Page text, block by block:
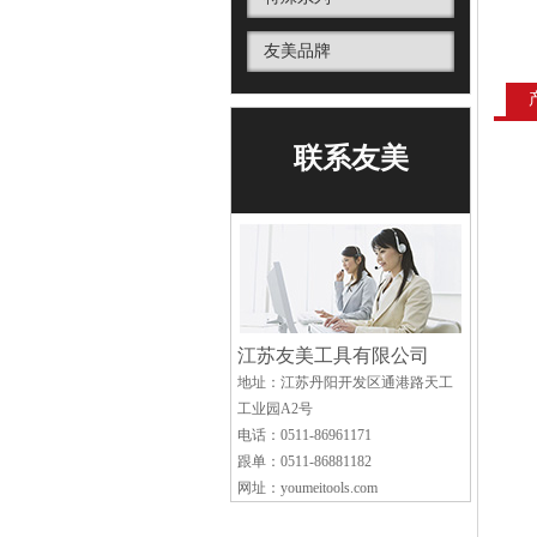
友美品牌
联系友美
江苏友美工具有限公司
地址：江苏丹阳开发区通港路天工
工业园A2号
电话：0511-86961171
跟单：0511-86881182
网址：youmeitools.com